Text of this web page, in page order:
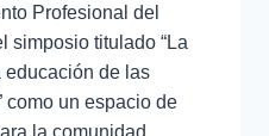
Profesional del
simposio titulado “La
de las
como un espacio de
la comunidad